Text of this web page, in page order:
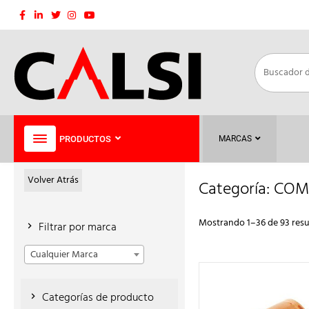
Saltar
PRODUCTOS MARCAS
Categoría:
Mostrando 1–36 de 93
Volver Atrás
Filtrar por marca
Cualquier Marca
Categorías de producto